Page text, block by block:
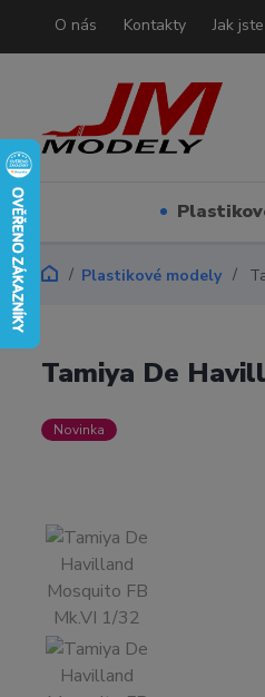
O nás Kontakty Jak
Plastikové modely
Tamiya De
Novinka